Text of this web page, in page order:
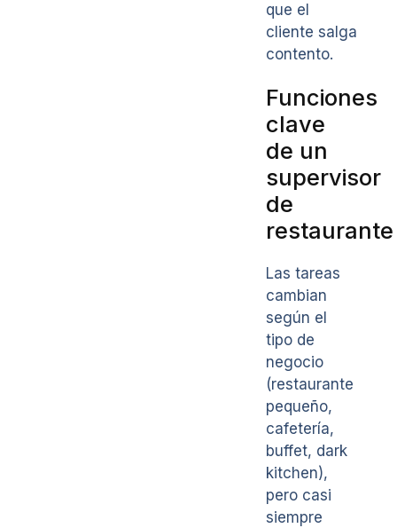
que el
cliente salga
contento.
Funciones
clave
de un
supervisor
de
restaurante
Las tareas
cambian
según el
tipo de
negocio
(restaurante
pequeño,
cafetería,
buffet, dark
kitchen),
pero casi
siempre